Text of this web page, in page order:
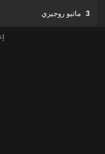
3 ماتيو روجيري